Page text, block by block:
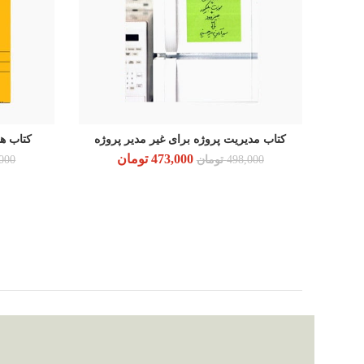
افزودن به سبد خرید
کتاب مدیریت پروژه برای غیر مدیر پروژه
498,000 تومان قیمت اصلی: 498,000 تومان بود.
473,000 تومان
کتاب